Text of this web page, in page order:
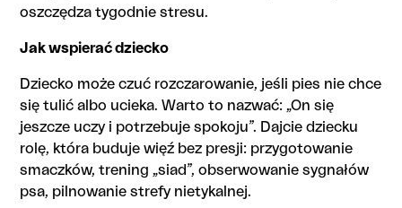
oszczędza tygodnie stresu.
Jak wspierać dziecko
Dziecko może czuć rozczarowanie, jeśli pies nie chce
się tulić albo ucieka. Warto to nazwać: „On się
jeszcze uczy i potrzebuje spokoju”. Dajcie dziecku
rolę, która buduje więź bez presji: przygotowanie
smaczków, trening „siad”, obserwowanie sygnałów
psa, pilnowanie strefy nietykalnej.